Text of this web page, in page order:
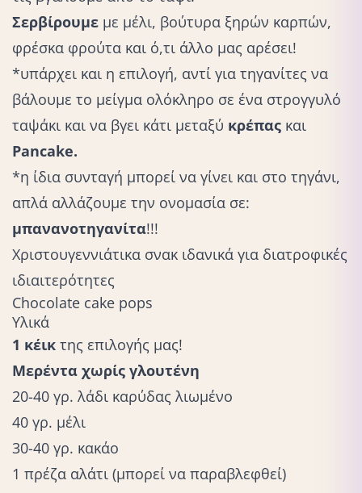
Σερβίρουμε με μέλι, βούτυρα ξηρών καρπών,
φρέσκα φρούτα και ό,τι άλλο μας αρέσει!
*υπάρχει και η επιλογή, αντί για τηγανίτες να
βάλουμε το μείγμα ολόκληρο σε ένα στρογγυλό
ταψάκι και να βγει κάτι μεταξύ κρέπας και
Pancake.
*η ίδια συνταγή μπορεί να γίνει και στο τηγάνι,
απλά αλλάζουμε την ονομασία σε:
μπανανοτηγανίτα!!!
Χριστουγεννιάτικα σνακ ιδανικά για διατροφικές
ιδιαιτερότητες
Chocolate cake pops
Υλικά
1 κέικ της επιλογής μας!
Μερέντα χωρίς γλουτένη
20-40 γρ. λάδι καρύδας λιωμένο
40 γρ. μέλι
30-40 γρ. κακάο
1 πρέζα αλάτι (μπορεί να παραβλεφθεί)